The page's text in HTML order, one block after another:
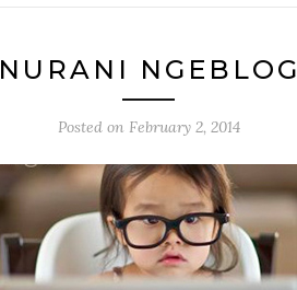
NURANI NGEBLOG
Posted on February 2, 2014